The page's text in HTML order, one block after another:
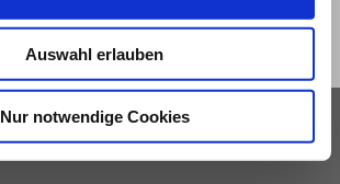
Auswahl erlauben
Nur notwendige Cookies